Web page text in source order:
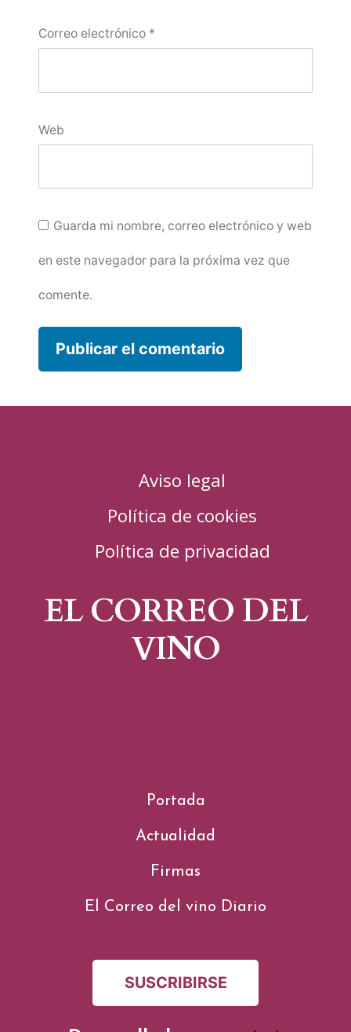
Correo electrónico *
Web
Guarda mi nombre, correo electrónico y web
en este navegador para la próxima vez que
comente.
Aviso legal
Política de cookies
Política de privacidad
EL CORREO DEL
VINO
Portada
Actualidad
Firmas
El Correo del vino Diario
SUSCRIBIRSE